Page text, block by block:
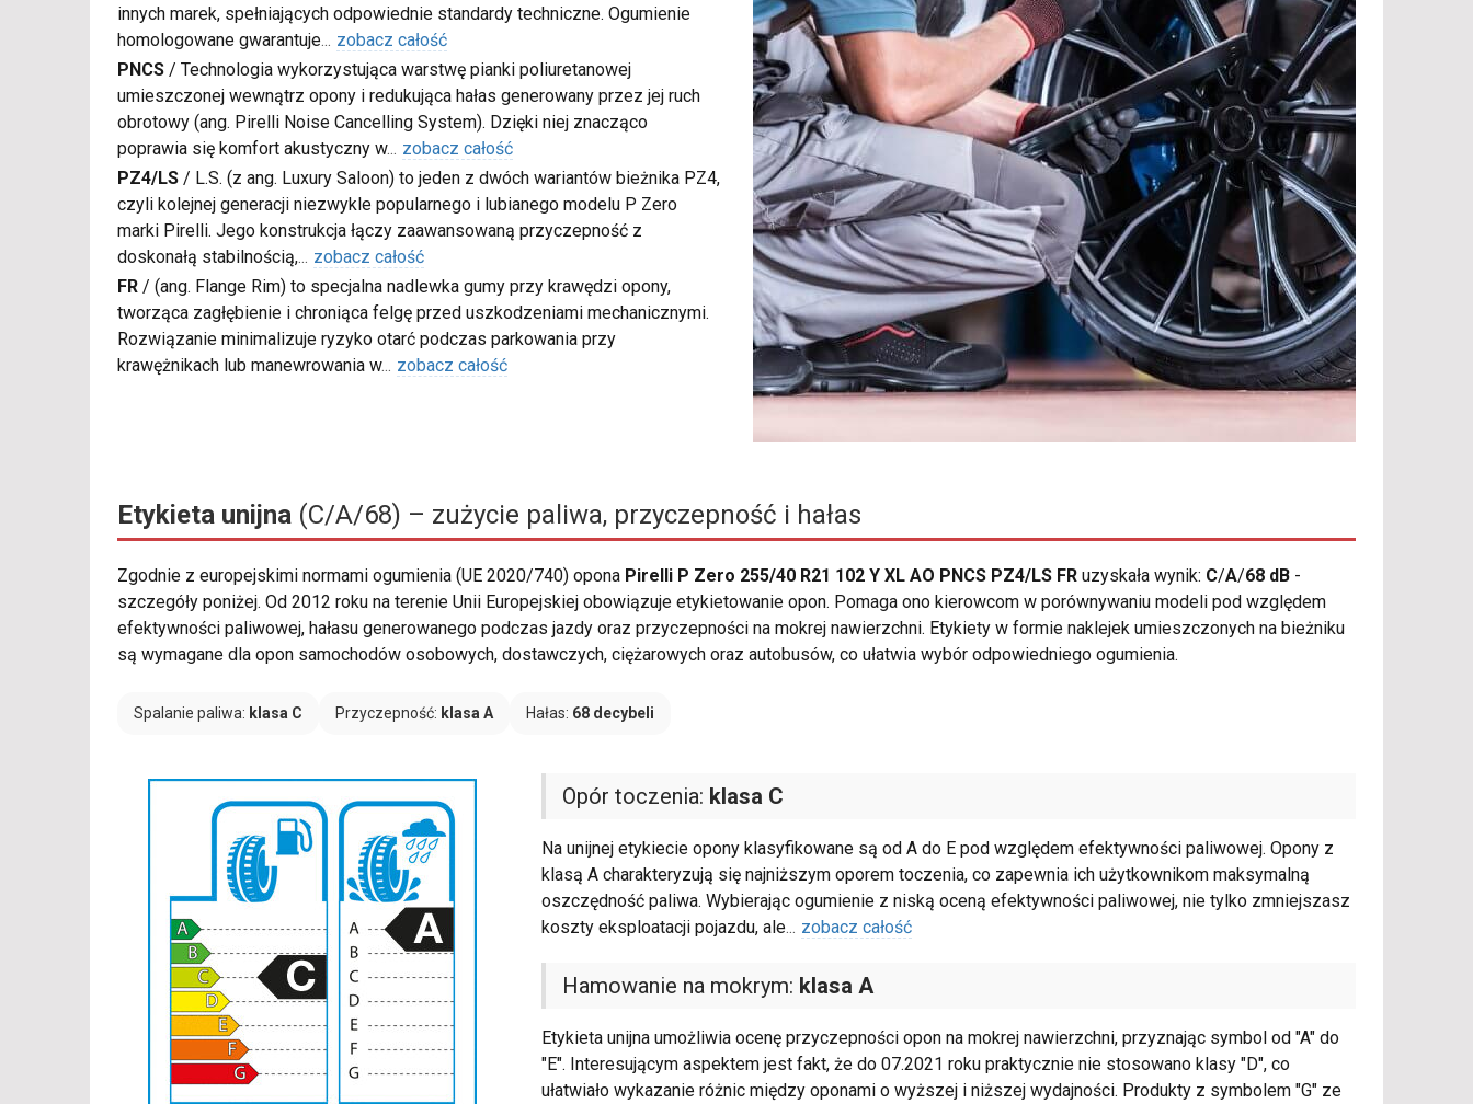
innych marek, spełniających odpowiednie standardy techniczne. Ogumienie
homologowane gwarantuje... zobacz całość
PNCS / Technologia wykorzystująca warstwę pianki poliuretanowej
umieszczonej wewnątrz opony i redukująca hałas generowany przez jej ruch
obrotowy (ang. Pirelli Noise Cancelling System). Dzięki niej znacząco
poprawia się komfort akustyczny w... zobacz całość
PZ4/LS / L.S. (z ang. Luxury Saloon) to jeden z dwóch wariantów bieżnika PZ4,
czyli kolejnej generacji niezwykle popularnego i lubianego modelu P Zero
marki Pirelli. Jego konstrukcja łączy zaawansowaną przyczepność z
doskonałą stabilnością,... zobacz całość
FR / (ang. Flange Rim) to specjalna nadlewka gumy przy krawędzi opony,
tworząca zagłębienie i chroniąca felgę przed uszkodzeniami mechanicznymi.
Rozwiązanie minimalizuje ryzyko otarć podczas parkowania przy
krawężnikach lub manewrowania w... zobacz całość
Etykieta unijna (C/A/68) – zużycie paliwa, przyczepność i hałas
Zgodnie z europejskimi normami ogumienia (UE 2020/740) opona Pirelli P Zero 255/40 R21 102 Y XL AO PNCS PZ4/LS FR uzyskała wynik: C/A/68 dB -
szczegóły poniżej. Od 2012 roku na terenie Unii Europejskiej obowiązuje etykietowanie opon. Pomaga ono kierowcom w porównywaniu modeli pod względem
efektywności paliwowej, hałasu generowanego podczas jazdy oraz przyczepności na mokrej nawierzchni. Etykiety w formie naklejek umieszczonych na bieżniku
są wymagane dla opon samochodów osobowych, dostawczych, ciężarowych oraz autobusów, co ułatwia wybór odpowiedniego ogumienia.
Spalanie paliwa: klasa C Przyczepność: klasa A Hałas: 68 decybeli
Opór toczenia: klasa C
Na unijnej etykiecie opony klasyfikowane są od A do E pod względem efektywności paliwowej. Opony z
klasą A charakteryzują się najniższym oporem toczenia, co zapewnia ich użytkownikom maksymalną
oszczędność paliwa. Wybierając ogumienie z niską oceną efektywności paliwowej, nie tylko zmniejszasz
koszty eksploatacji pojazdu, ale... zobacz całość
Hamowanie na mokrym: klasa A
Etykieta unijna umożliwia ocenę przyczepności opon na mokrej nawierzchni, przyznając symbol od "A" do
"E". Interesującym aspektem jest fakt, że do 07.2021 roku praktycznie nie stosowano klasy "D", co
ułatwiało wykazanie różnic między oponami o wyższej i niższej wydajności. Produkty z symbolem "G" ze